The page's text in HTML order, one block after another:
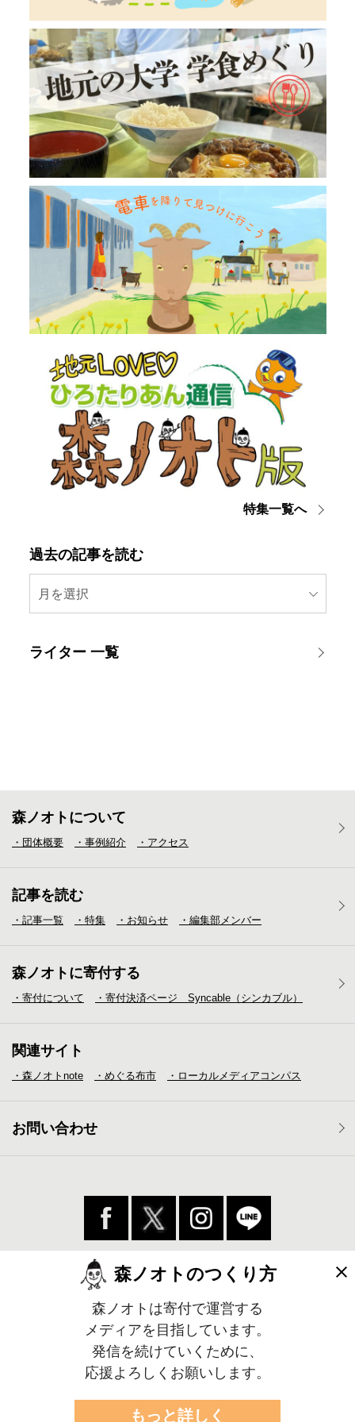
特集一覧へ
過去の記事を読む
月を選択
ライター 一覧
森ノオトについて
・団体概要 ・事例紹介 ・アクセス
記事を読む
・記事一覧 ・特集 ・お知らせ ・編集部メンバー
森ノオトに寄付する
・寄付について ・寄付決済ページ Syncable（シンカブル）
関連サイト
・森ノオトnote ・めぐる布市 ・ローカルメディア コンパス
お問い合わせ
森ノオトのつくり方
森ノオトは寄付で運営する
メディアを目指しています。
発信を続けていくために、
応援よろしくお願いします。
もっと詳しく